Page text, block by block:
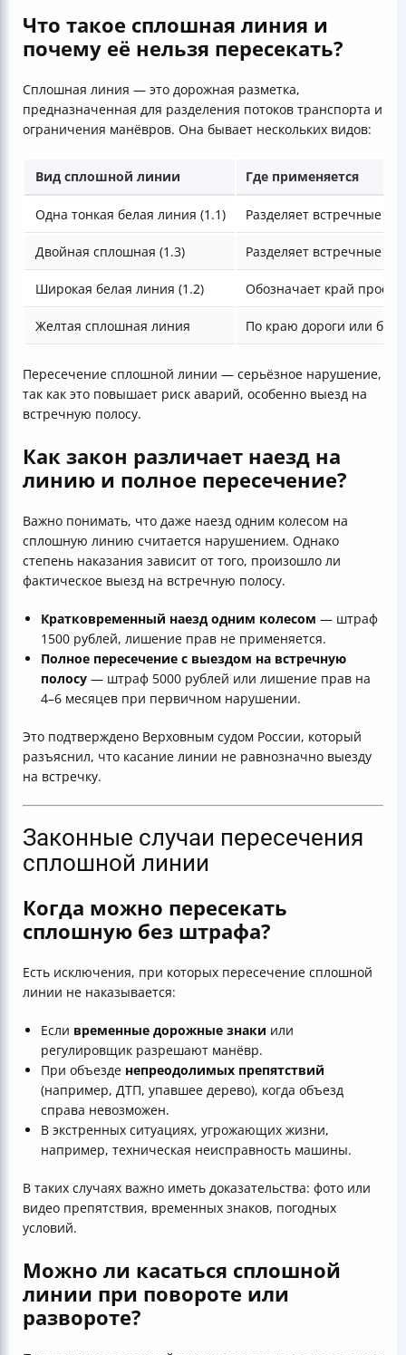
Что такое сплошная линия и
почему её нельзя пересекать?
Сплошная линия — это дорожная разметка,
предназначенная для разделения потоков транспорта и
ограничения манёвров. Она бывает нескольких видов:
Вид сплошной линии Где применяется
Одна тонкая белая линия (1.1) Разделяет встречные
Двойная сплошная (1.3) Разделяет встречные
Широкая белая линия (1.2) Обозначает край
Желтая сплошная линия По краю дороги или
Пересечение сплошной линии — серьёзное нарушение,
так как это повышает риск аварий, особенно выезд на
встречную полосу.
Как закон различает наезд на
линию и полное пересечение?
Важно понимать, что даже наезд одним колесом на
сплошную линию считается нарушением. Однако
степень наказания зависит от того, произошло ли
фактическое выезд на встречную полосу.
Кратковременный наезд одним колесом — штраф
1500 рублей, лишение прав не применяется.
Полное пересечение с выездом на встречную
полосу — штраф 5000 рублей или лишение прав на
4–6 месяцев при первичном нарушении.
Это подтверждено Верховным судом России, который
разъяснил, что касание линии не равнозначно выезду
на встречку.
Законные случаи пересечения
сплошной линии
Когда можно пересекать
сплошную без штрафа?
Есть исключения, при которых пересечение сплошной
линии не наказывается:
Если временные дорожные знаки или
регулировщик разрешают манёвр.
При объезде непреодолимых препятствий
(например, ДТП, упавшее дерево), когда объезд
справа невозможен.
В экстренных ситуациях, угрожающих жизни,
например, техническая неисправность машины.
В таких случаях важно иметь доказательства: фото или
видео препятствия, временных знаков, погодных
условий.
Можно ли касаться сплошной
линии при повороте или
развороте?